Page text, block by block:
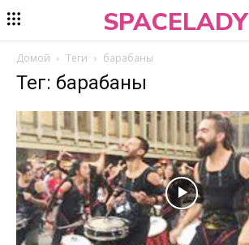
SPACELADY
Домой Теги барабаны
Тег: барабаны